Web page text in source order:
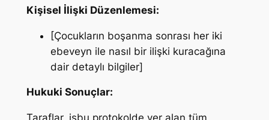
Kişisel İlişki Düzenlemesi:
[Çocukların boşanma sonrası her iki
ebeveyn ile nasıl bir ilişki kuracağına
dair detaylı bilgiler]
Hukuki Sonuçlar: